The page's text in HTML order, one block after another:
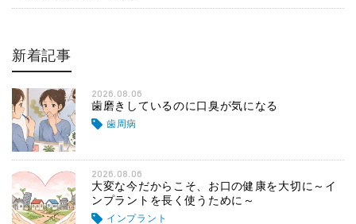
新着記事
2026.08.06
歯磨きしているのに口臭が気になる
歯周病
2026.08.06
大変な今だからこそ、お口の健康を大切に～イ
ンプラントを長く使うために～
インプラント